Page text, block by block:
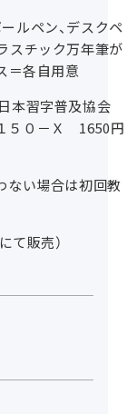
ルペン、デスクペ
スチック万年筆が
＝各自用意
本習字普及協会
５０－Ｘ 1650円
ない場合は初回教
て販売）